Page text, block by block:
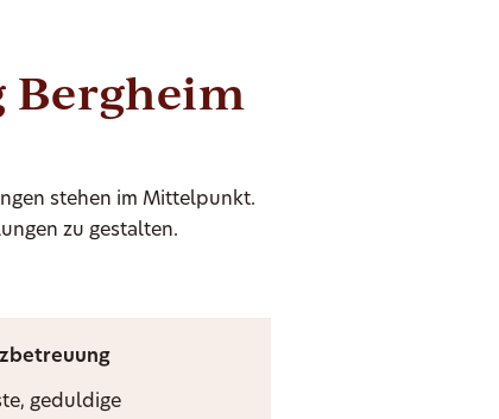
Bergheim
stehen im Mittelpunkt.
zu gestalten.
geduldige